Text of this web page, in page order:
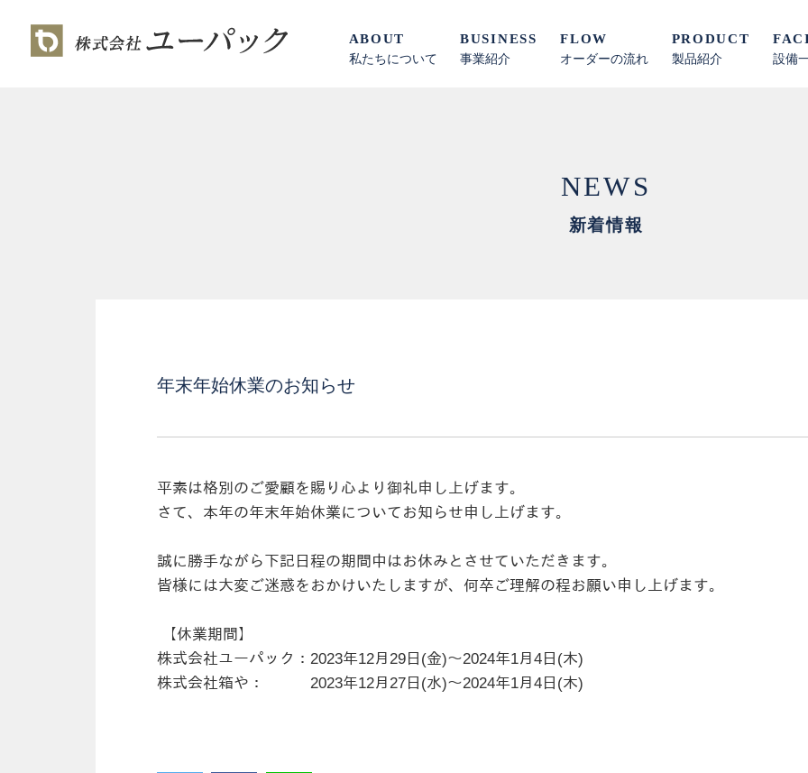
私たちについて
ABOUT
事業紹介
BUSINESS
オーダーの流れ
FLOW
製品紹介
PRODUCT
設備
NEWS
新着情報
年末年始休業のお知らせ
平素は格別のご愛顧を賜り心より御礼申し上げます。
さて、本年の年末年始休業についてお知らせ申し上げます。
誠に勝手ながら下記日程の期間中はお休みとさせていただきます。
皆様には大変ご迷惑をおかけいたしますが、何卒ご理解の程お願い申し上げます。
【休業期間】
株式会社ユーパック：2023年12月29日(金)～2024年1月4日(木)
株式会社箱や： 2023年12月27日(水)～2024年1月4日(木)